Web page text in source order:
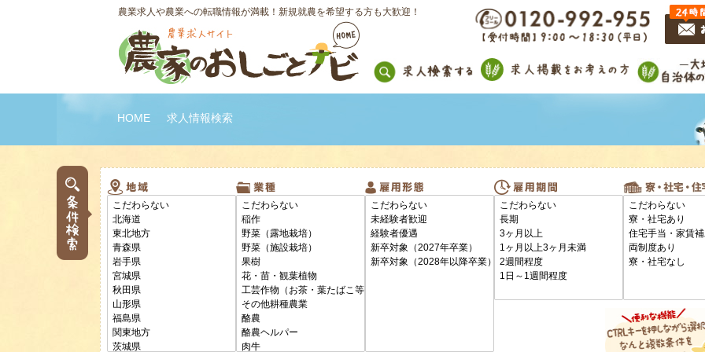
農業求人や農業への転職情報が満載！新規就農を希望する方も大歓迎！
HOME 求人情報検索